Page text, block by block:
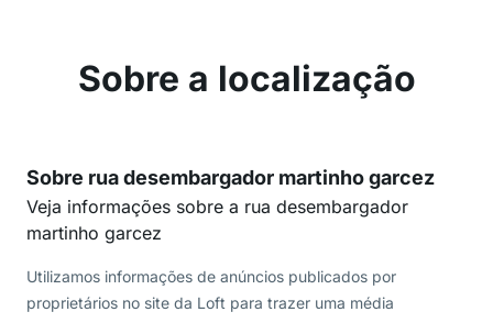
Sobre a localização
Sobre rua desembargador martinho garcez
Veja informações sobre a rua desembargador
martinho garcez
Utilizamos informações de anúncios publicados por
proprietários no site da Loft para trazer uma média